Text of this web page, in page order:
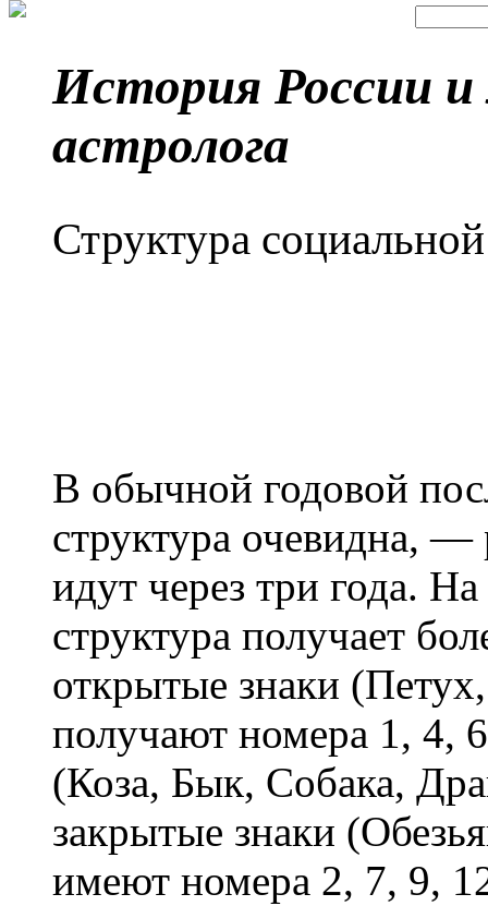
История России и
астролога
Структура
В обычной годовой
структура очевидна, —
идут через три года.
структура получает
открытые знаки
получают номера 1, 4,
(Коза, Бык, Собака,
закрытые знаки
имеют номера 2, 7, 9,